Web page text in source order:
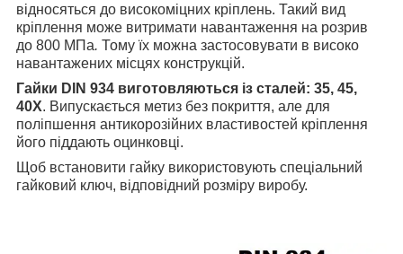
відносяться до високоміцних кріплень. Такий вид
кріплення може витримати навантаження на розрив
до 800 МПа. Тому їх можна застосовувати в високо
навантажених місцях конструкцій.
Гайки DIN 934 виготовляються із сталей: 35, 45,
40Х. Випускається метиз без покриття, але для
поліпшення антикорозійних властивостей кріплення
його піддають оцинковці.
Щоб встановити гайку використовують спеціальний
гайковий ключ, відповідний розміру виробу.